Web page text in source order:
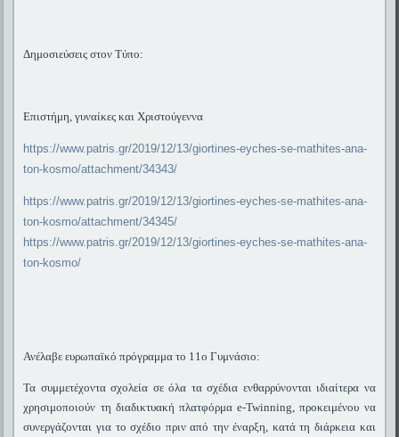
Δημοσιεύσεις στον Τύπο:
Επιστήμη, γυναίκες και Χριστούγεννα
https://www.patris.gr/2019/12/13/giortines-eyches-se-mathites-ana-
ton-kosmo/attachment/34343/
https://www.patris.gr/2019/12/13/giortines-eyches-se-mathites-ana-
ton-kosmo/attachment/34345/
https://www.patris.gr/2019/12/13/giortines-eyches-se-mathites-ana-
ton-kosmo/
Ανέλαβε ευρωπαϊκό πρόγραμμα το 11ο Γυμνάσιο:
Τα συμμετέχοντα σχολεία σε όλα τα σχέδια ενθαρρύνονται ιδιαίτερα να
χρησιμοποιούν τη διαδικτυακή πλατφόρμα e-Twinning, προκειμένου να
συνεργάζονται για το σχέδιο πριν από την έναρξη, κατά τη διάρκεια και